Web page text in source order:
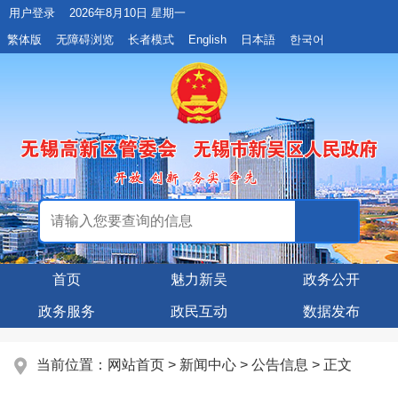
用户登录
2026年8月10日 星期一
繁体版
无障碍浏览 长者模式 English 日本語 한국어
首页 魅力新吴 政务公开
政务服务 政民互动 数据发布
当前位置： 网站首页 > 新闻中心 > 公告信息 > 正文